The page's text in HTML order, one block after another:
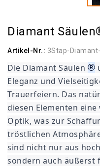
Diamant
Artikel-Nr.: 3Stap-
Die Diamant Säulen ®
Eleganz und
Trauerfeiern. Das
diesen Elementen
Optik, was zur
tröstlichen
sind nicht nur aus
sondern auch äußerst